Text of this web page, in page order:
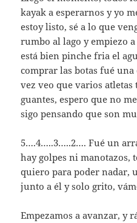
kayak a esperarnos y yo
estoy listo, sé a lo que
rumbo al lago y empiezo
está bien pinche fria el
comprar las botas fué una
vez veo que varios
guantes, espero que no
sigo pensando que son
5….4…..3…..2…. Fué un
hay golpes ni manotazos,
quiero para poder nadar,
junto a él y solo grito,
Empezamos a avanzar, y